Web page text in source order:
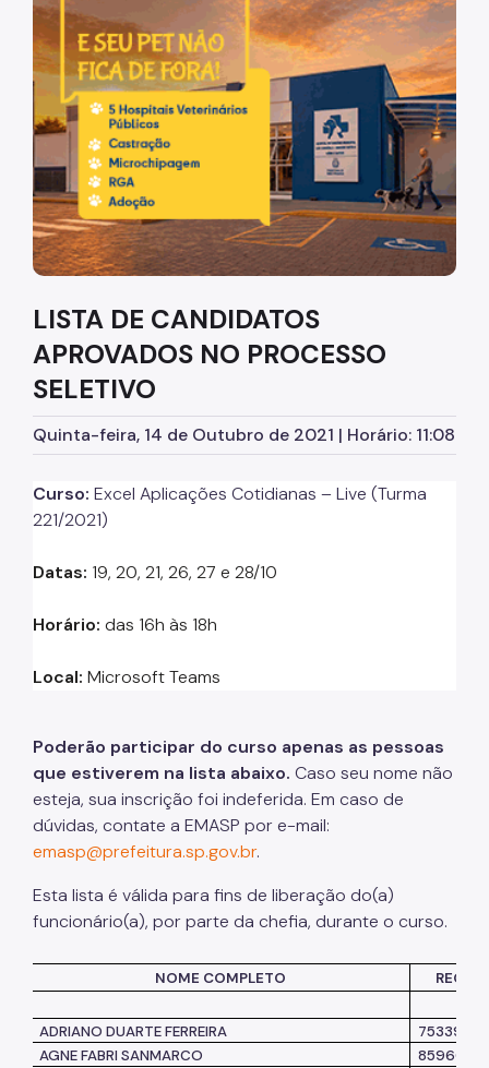
Diretrizes Institucionais
Organização
Legislação
Orientações
Infraestrutura
Agendamento de Salas
Dúvidas Frequentes
Formações da EMASP
Formações Oferecidas
Inscrições Abertas
Como se Inscrever
Listas de Seleção
Educadores
Notícias
Colegiado das Escolas de Governo
LISTA DE CANDIDATOS
APROVADOS NO PROCESSO
SELETIVO
Quinta-feira, 14 de Outubro de 2021 | Horário: 11:08
Curso: Excel Aplicações Cotidianas – Live (Turma
221/2021)
Datas: 19, 20, 21, 26, 27 e 28/10
Horário: das 16h às 18h
Local: MicrosoftTeams
Poderão participar do curso apenas as pessoas
que estiverem na lista abaixo. Caso seu nome não
esteja, sua inscrição foi indeferida. Em caso de
dúvidas, contate a EMASP por e-mail:
emasp@prefeitura.sp.gov.br.
Esta lista é válida para fins de liberação do(a)
funcionário(a), por parte da chefia, durante o curso.
NOME COMPLETO
ADRIANO DUARTE FERREIRA
7533977
AGNE FABRI SANMARCO
8596069